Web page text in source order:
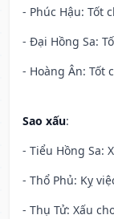
- Phúc Hậu: Tốt
- Đại Hồng Sa:
- Hoàng Ân: Tốt
Sao xấu:
- Tiểu Hồng Sa:
- Thổ Phủ: Kỵ
- Thụ Tử: Xấu